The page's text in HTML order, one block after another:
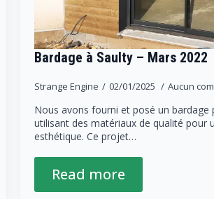
Bardage à Saulty – Mars 2022
Strange Engine 02/01/2025 Aucun
Nous avons fourni et posé un
utilisant des matériaux de qualité pour
esthétique. Ce projet…
Read more